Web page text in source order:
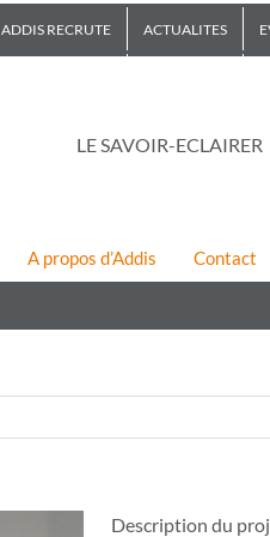
ADDIS RECRUTE ACTUALITES
LE SAVOIR-ECLAIRER
A propos d’Addis Contact
Description du